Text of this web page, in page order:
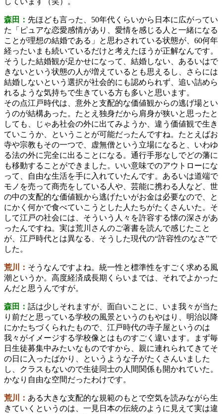
森田： 先ほども言った、50年代くらいから日本に広がってい
た「ピュアな恋愛感情があり、愛情を感じる人と一緒になる
ことが理想の結婚である」と思わされている状態が、60何年
経ったいまも続いているだけと考えたほうが正解なんです。
そうした結婚観が足かせになって、結婚しない、あるいはで
きないという状態の人が増えているとも思えるし、さらには
結婚しないという選択が社会的にも認められず、追い詰めら
れるような気持ちで生きている方も多いと思います。
その点江戸時代は、意外と支配的な価値観からの逃げ場とい
うのが結構あった。たとえ独身だから肩身が狭いと思ったと
しても、じゃあ社会の外に出てみようか、違う価値観で生き
ていこうか、ということが可能だったんですね。たとえばお
寺や宗教もその一つで、虚無僧という立場になると、いわゆ
る法の外に完全に出ることになる。通行手形なしでどの藩に
も移動することができました。いい意味でのアウトローにな
って、自由な生活を手に入れていたんです。あるいは道端で
モノを売って商売をしている人や、芸能に携わる人など、世
の中の支配的な価値観から逃げたいがお金は必要なので、と
にかく何かで食べていこうとした人たちがたくさんいた。そ
して江戸の社会には、そういう人々を許容する懐の深さがあ
ったんですね。実は荒川さんのご著書を読んで感じたこと
が、江戸時代とは異なる、そうした現代の“許容性のなさ”で
した。
荒川： そうなんですよね。統一性と標準性をすごく求める風
潮というか。高度経済成長期くらいまでは、それでよかった
んだと思うんですが。
森田： 話は少しそれますが、面白いことに、いま我々が当た
り前だと思っている学校の風景というのもやはり、明治以降
にかたちづくられたもので、江戸時代の寺子屋というのは
我々がイメージする学校像とはものすごく違います。まず毎
日生徒募集中みたいなものですから、親に連れられてきてそ
の日に入ったばかり、というような子がたくさんいました
し、クラスもないので生徒同士の人間関係も開かれていた。
かなり自由な空間だったわけです。
荒川： ある大きな支配的な規範のもとで空気を読みながら生
きていくというのは、一見日本の伝統のように見えて実は違